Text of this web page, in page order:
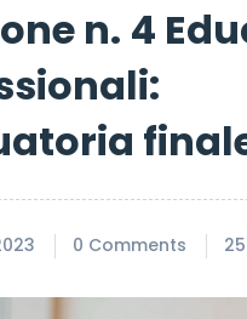
n. 4
0 Comments